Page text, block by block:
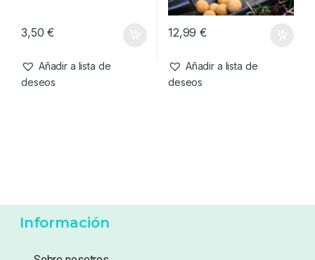
Cebo artificial
Enterprise Tackle Artificial
3,50€
deseos
Boilies Cebos
CC Moore Live System
12,99€